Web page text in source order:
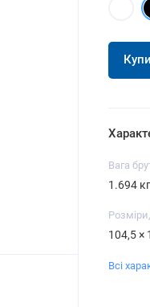
Вага
1.694 кг
104,5 ×
Всі